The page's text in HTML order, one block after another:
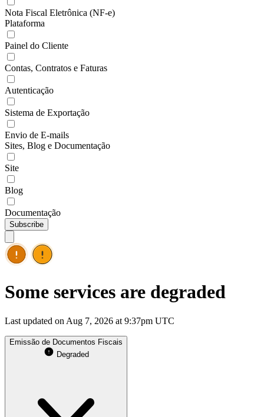
Nota Fiscal Eletrônica (NF-e)
Plataforma
Painel do Cliente
Contas, Contratos e Faturas
Autenticação
Sistema de Exportação
Envio de E-mails
Sites, Blog e Documentação
Site
Blog
Documentação
Subscribe
Some services are degraded
Last updated on Aug 7, 2026 at 9:37pm UTC
Emissão de Documentos Fiscais
Degraded